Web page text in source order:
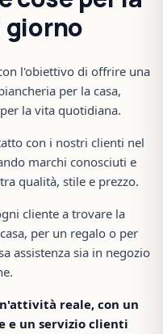
giorno
l'obiettivo di offrire una
per la casa,
la vita quotidiana.
con i nostri clienti nel
marchi conosciuti e
qualità, stile e prezzo.
cliente a trovare la
per un regalo o per
assistenza sia in negozio
reale, con un
e un servizio clienti